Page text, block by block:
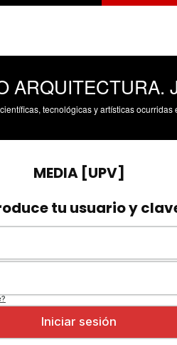
y artísticas ocurridas en los tres